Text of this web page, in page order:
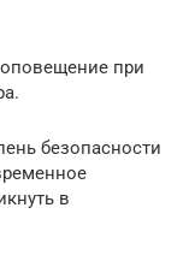
при
безопасности
в